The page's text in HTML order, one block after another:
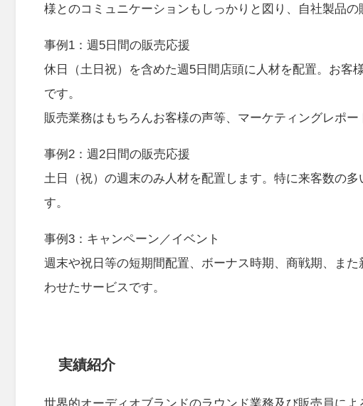
様とのコミュニケーションもしっかりと図り、自社製品の
事例1：週5日間の販売応援
休日（土日祝）を含めた週5日間店頭に人材を配置。お
です。
販売業務はもちろんお客様の声等、マーケティングレポー
事例2：週2日間の販売応援
土日（祝）の週末のみ人材を配置します。特に来客数の
す。
事例3：キャンペーン／イベント
週末や祝日等の短期間配置、ボーナス時期、商戦期、ま
わせたサービスです。
実績紹介
世界的オーディオブランドのラウンド業務及び販売員によ